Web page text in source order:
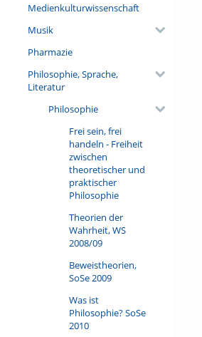
Medienkulturwissenschaft
Musik
Pharmazie
Philosophie, Sprache,
Literatur
Philosophie
Frei sein, frei
handeln - Freiheit
zwischen
theoretischer und
praktischer
Philosophie
Theorien der
Wahrheit, WS
2008/09
Beweistheorien,
SoSe 2009
Was ist
Philosophie? SoSe
2010